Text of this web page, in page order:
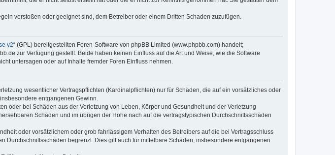
verstoßen oder geeignet sind, dem Betreiber oder einem Dritten Schaden zuzufügen.
v2“ (GPL) bereitgestellten Foren-Software von phpBB Limited (www.phpbb.com) handelt;
zur Verfügung gestellt. Beide haben keinen Einfluss auf die Art und Weise, wie die Software
untersagen oder auf Inhalte fremder Foren Einfluss nehmen.
wesentlicher Vertragspflichten (Kardinalpflichten) nur für Schäden, die auf ein vorsätzliches oder
entgangenen Gewinn.
oder bei Schäden aus der Verletzung von Leben, Körper und Gesundheit und der Verletzung
Schäden und im übrigen der Höhe nach auf die vertragstypischen Durchschnittsschäden
oder vorsätzlichem oder grob fahrlässigem Verhalten des Betreibers auf die bei Vertragsschluss
begrenzt. Dies gilt auch für mittelbare Schäden, insbesondere entgangenen